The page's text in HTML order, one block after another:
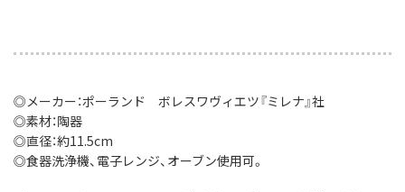
◎メーカー：ポーランド ボレスワヴィエツ『ミレナ』社
◎素材：陶器
◎直径：約11.5cm
◎食器洗浄機、電子レンジ、オーブン使用可。